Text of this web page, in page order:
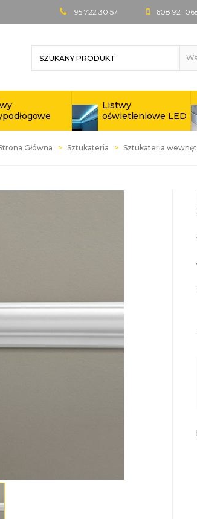
95 722 30 57 608 921
Listwy
oświetleniowe LED
Główna Sztukateria Sztukateria